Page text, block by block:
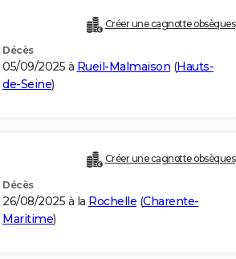
Créer une cagnotte obsèques
Décès
05/09/2025 à Rueil-Malmaison (Hauts-
de-Seine)
Créer une cagnotte obsèques
Décès
26/08/2025 à la Rochelle (Charente-
Maritime)